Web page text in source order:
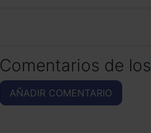
Comentarios de
AÑADIR COMENTARIO